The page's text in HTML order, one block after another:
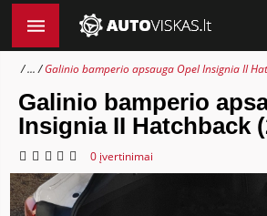
... Galinio bamperio apsauga Opel Insignia II
Galinio bamperio
Insignia II Hatchback
0 įvertinimai